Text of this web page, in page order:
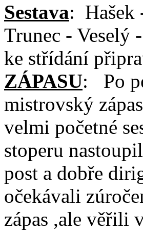
Sestava: Hašek
Trunec - Veselý
ke střídání
ZÁPASU: Po
mistrovský
velmi početné
stoperu
post a dobře
očekávali
zápas ,ale věřili